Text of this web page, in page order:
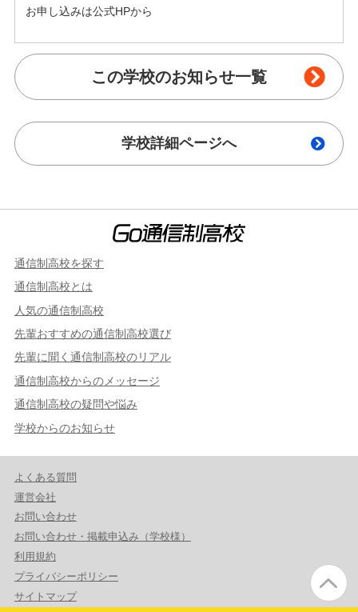
お申し込みは公式HPから
この学校のお知らせ一覧
学校詳細ページへ
通信制高校を探す
通信制高校とは
人気の通信制高校
先輩おすすめの通信制高校選び
先輩に聞く通信制高校のリアル
通信制高校からのメッセージ
通信制高校の疑問や悩み
学校からのお知らせ
よくある質問
運営会社
お問い合わせ
お問い合わせ・掲載申込み（学校様）
利用規約
プライバシーポリシー
サイトマップ